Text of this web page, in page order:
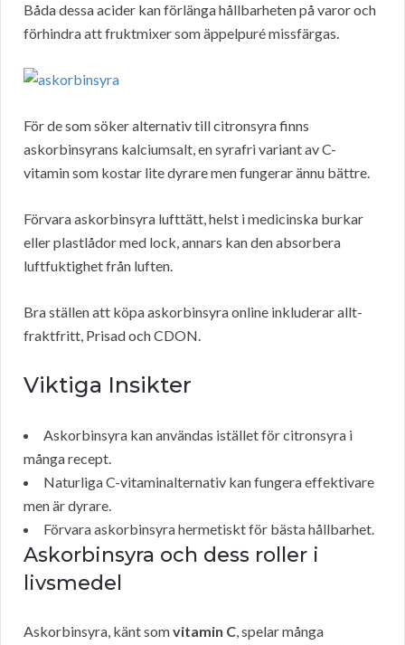
Båda dessa acider kan förlänga hållbarheten på varor och
förhindra att fruktmixer som äppelpuré missfärgas.
För de som söker alternativ till citronsyra finns
askorbinsyrans kalciumsalt, en syrafri variant av C-
vitamin som kostar lite dyrare men fungerar ännu bättre.
Förvara askorbinsyra lufttätt, helst i medicinska burkar
eller plastlådor med lock, annars kan den absorbera
luftfuktighet från luften.
Bra ställen att köpa askorbinsyra online inkluderar allt-
fraktfritt, Prisad och CDON.
Viktiga Insikter
Askorbinsyra kan användas istället för citronsyra i
många recept.
Naturliga C-vitaminalternativ kan fungera effektivare
men är dyrare.
Förvara askorbinsyra hermetiskt för bästa hållbarhet.
Askorbinsyra och dess roller i
livsmedel
Askorbinsyra, känt somvitamin C, spelar många